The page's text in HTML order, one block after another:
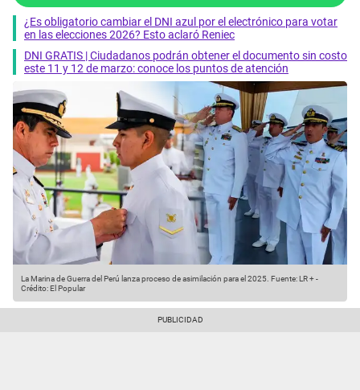
¿Es obligatorio cambiar el DNI azul por el electrónico para votar
en las elecciones 2026? Esto aclaró Reniec
DNI GRATIS | Ciudadanos podrán obtener el documento sin costo
este 11 y 12 de marzo: conoce los puntos de atención
La Marina de Guerra del Perú lanza proceso de asimilación para el 2025. Fuente: LR +-
Crédito: El Popular